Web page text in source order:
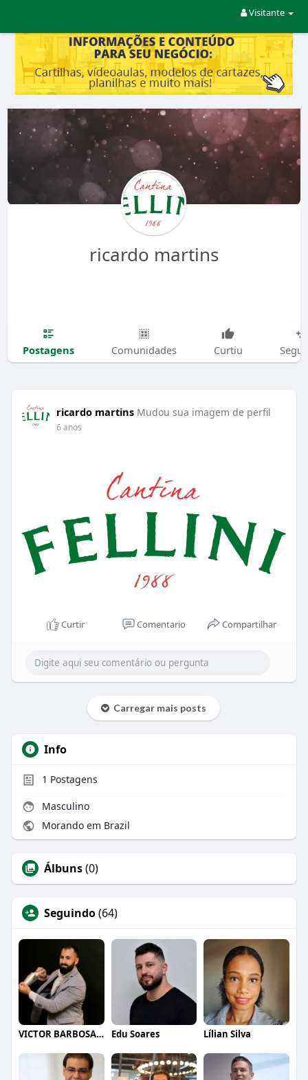
Visitante
ricardo martins
Postagens Comunidades Curtiu
ricardo martins Mudou sua imagem de perfil
6 anos
Curtir Comentario Compartilhar
Carregar mais posts
Info
1 Postagens
Masculino
Morando em Brazil
Álbuns(0)
Seguindo(64)
VICTOR BARBOSA QUARANTA Edu Soares Lílian Silva